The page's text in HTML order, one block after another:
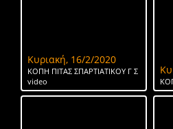
Κυριακή, 16/2/2020
ΚΟΠΗ ΠΙΤΑΣ ΣΠΑΡΤΙΑΤΙΚΟΥ Γ Σ
video